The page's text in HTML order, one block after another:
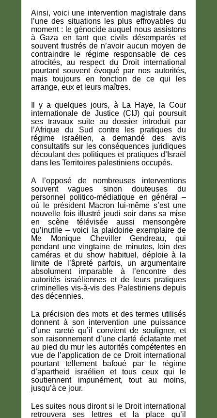
Ainsi, voici une intervention magistrale dans
l’une des situations les plus effroyables du
moment : le génocide auquel nous assistons
à Gaza en tant que civils désemparés et
souvent frustrés de n’avoir aucun moyen de
contraindre le régime responsable de ces
atrocités, au respect du Droit international
pourtant souvent évoqué par nos autorités,
mais toujours en fonction de ce qui les
arrange, eux et leurs maîtres.
Il y a quelques jours, à La Haye, la Cour
internationale de Justice (CIJ) qui poursuit
ses travaux suite au dossier introduit par
l’Afrique du Sud contre les pratiques du
régime israélien, a demandé des avis
consultatifs sur les conséquences juridiques
découlant des politiques et pratiques d’Israël
dans les Territoires palestiniens occupés.
A l’opposé de nombreuses interventions
souvent vagues sinon douteuses du
personnel politico-médiatique en général –
où le président Macron lui-même s’est une
nouvelle fois illustré jeudi soir dans sa mise
en scène télévisée aussi mensongère
qu’inutile – voici la plaidoirie exemplaire de
Me Monique Cheviller Gendreau, qui
pendant une vingtaine de minutes, loin des
caméras et du show habituel, déploie à la
limite de l’âpreté parfois, un argumentaire
absolument imparable à l’encontre des
autorités israéliennes et de leurs pratiques
criminelles vis-à-vis des Palestiniens depuis
des décennies.
La précision des mots et des termes utilisés
donnent à son intervention une puissance
d’une rareté qu’il convient de souligner, et
son raisonnement d’une clarté éclatante met
au pied du mur les autorités compétentes en
vue de l’application de ce Droit international
pourtant tellement bafoué par le régime
d’apartheid israélien et tous ceux qui le
soutiennent impunément, tout au moins,
jusqu’à ce jour.
Les suites nous diront si le Droit international
retrouvera ses lettres et la place qu’il